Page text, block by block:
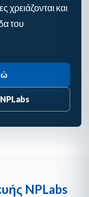
χρειάζονται και
του
NPLabs